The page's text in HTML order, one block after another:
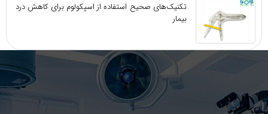
تکنیک‌های صحیح استفاده از اسپکولوم برای کاهش درد
بیمار